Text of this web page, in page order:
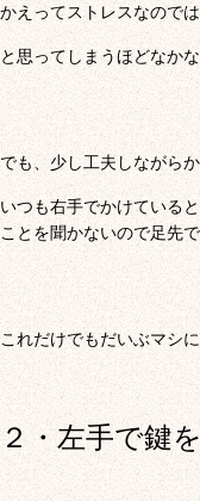
かえってストレスなのでは
と思ってしまうほどなか
でも、少し工夫しながら
いつも右手でかけている
ことを聞かないので足先
これだけでもだいぶマシに
２・左手で鍵